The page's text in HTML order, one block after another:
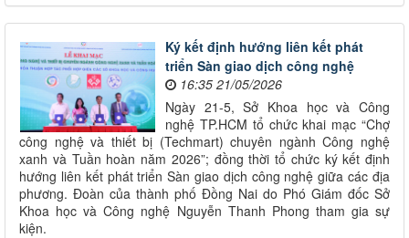
Ký kết định hướng liên kết phát
triển Sàn giao dịch công nghệ
16:35 21/05/2026
Ngày 21-5, Sở Khoa học và Công
nghệ TP.HCM tổ chức khai mạc “Chợ
công nghệ và thiết bị (Techmart) chuyên ngành Công nghệ
xanh và Tuần hoàn năm 2026”; đồng thời tổ chức ký kết định
hướng liên kết phát triển Sàn giao dịch công nghệ giữa các địa
phương. Đoàn của thành phố Đồng Nai do Phó Giám đốc Sở
Khoa học và Công nghệ Nguyễn Thanh Phong tham gia sự
kiện.